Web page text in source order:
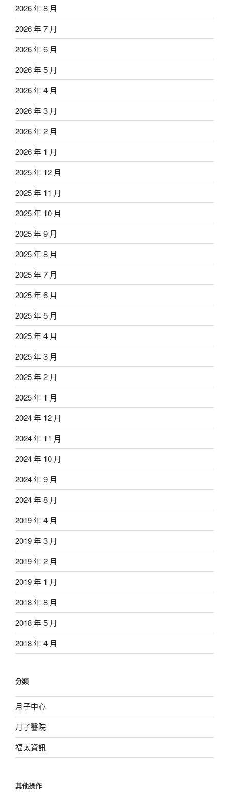
2026 年 8 月
2026 年 7 月
2026 年 6 月
2026 年 5 月
2026 年 4 月
2026 年 3 月
2026 年 2 月
2026 年 1 月
2025 年 12 月
2025 年 11 月
2025 年 10 月
2025 年 9 月
2025 年 8 月
2025 年 7 月
2025 年 6 月
2025 年 5 月
2025 年 4 月
2025 年 3 月
2025 年 2 月
2025 年 1 月
2024 年 12 月
2024 年 11 月
2024 年 10 月
2024 年 9 月
2024 年 8 月
2019 年 4 月
2019 年 3 月
2019 年 2 月
2019 年 1 月
2018 年 8 月
2018 年 5 月
2018 年 4 月
分類
月子中心
月子醫院
福太資訊
其他操作